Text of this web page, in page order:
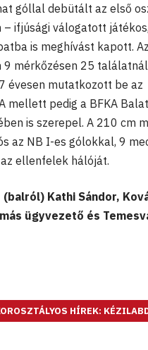
góllal debütált az első
ifjúsági válogatott
is meghívást kapott.
9 mérkőzésen 25 találatnál
évesen mutatkozott be az
mellett pedig a BFKA
is szerepel. A 210 cm
az NB I-es gólokkal, 9
ellenfelek hálóját.
Kathi Sándor,
ügyvezető és
HÍREK: